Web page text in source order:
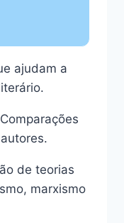
ajudam a
Comparações
de teorias
marxismo